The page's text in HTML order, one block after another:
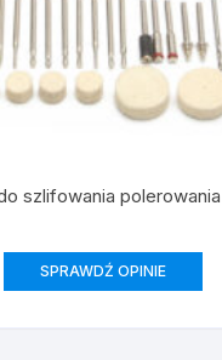
szlifowania
SPRAWDŹ OPINIE